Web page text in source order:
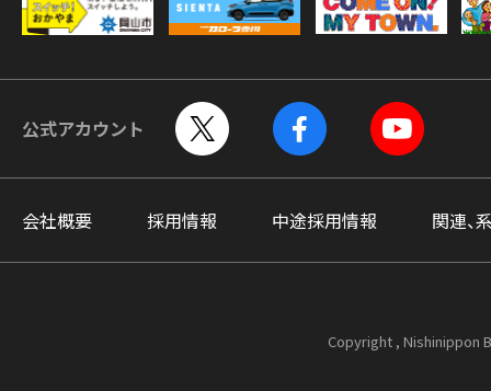
公式アカウント
会社概要 採用情報 中途採用情報 関連、
Copyright , Nishinippon